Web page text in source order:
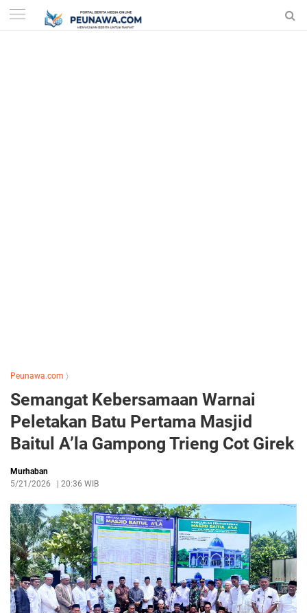
Peunawa.com 〉
Semangat Kebersamaan Warnai
Peletakan Batu Pertama Masjid
Baitul A’la Gampong Trieng Cot Girek
Murhaban
5/21/2026
20:36 WIB